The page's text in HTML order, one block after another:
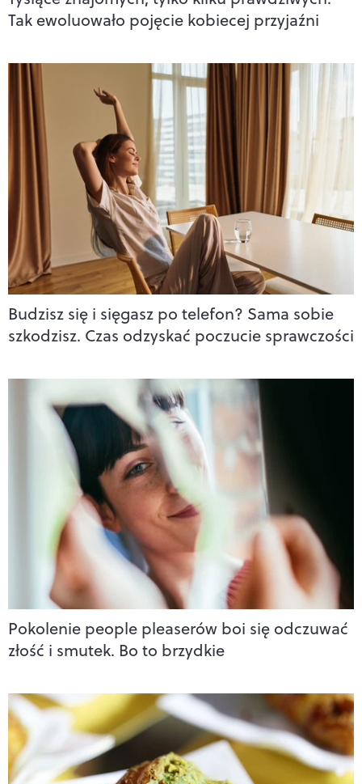
Tak ewoluowało pojęcie kobiecej przyjaźni
Budzisz się i sięgasz po telefon? Sama sobie
szkodzisz. Czas odzyskać poczucie sprawczości
Pokolenie people pleaserów boi się odczuwać
złość i smutek. Bo to brzydkie